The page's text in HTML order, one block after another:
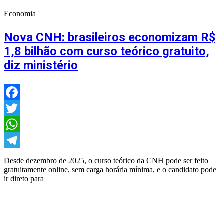
Economia
Nova CNH: brasileiros economizam R$
1,8 bilhão com curso teórico gratuito,
diz ministério
Facebook
Twitter
WhatsApp
Telegram
Desde dezembro de 2025, o curso teórico da CNH pode ser feito
gratuitamente online, sem carga horária mínima, e o candidato pode
ir direto para